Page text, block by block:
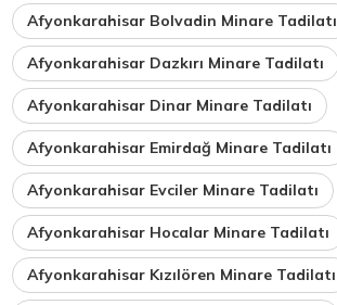
Afyonkarahisar Bolvadin Minare Tadilatı
Afyonkarahisar Dazkırı Minare Tadilatı
Afyonkarahisar Dinar Minare Tadilatı
Afyonkarahisar Emirdağ Minare Tadilatı
Afyonkarahisar Evciler Minare Tadilatı
Afyonkarahisar Hocalar Minare Tadilatı
Afyonkarahisar Kızılören Minare Tadilatı